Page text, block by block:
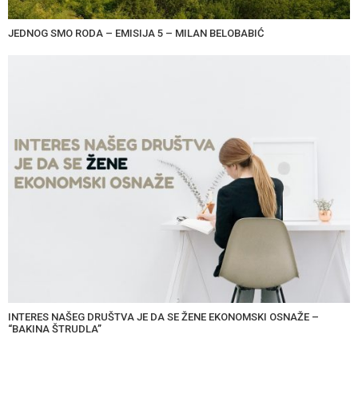
JEDNOG SMO RODA – EMISIJA 5 – MILAN BELOBABIĆ
INTERES NAŠEG DRUŠTVA JE DA SE ŽENE EKONOMSKI OSNAŽE –
“BAKINA ŠTRUDLA”